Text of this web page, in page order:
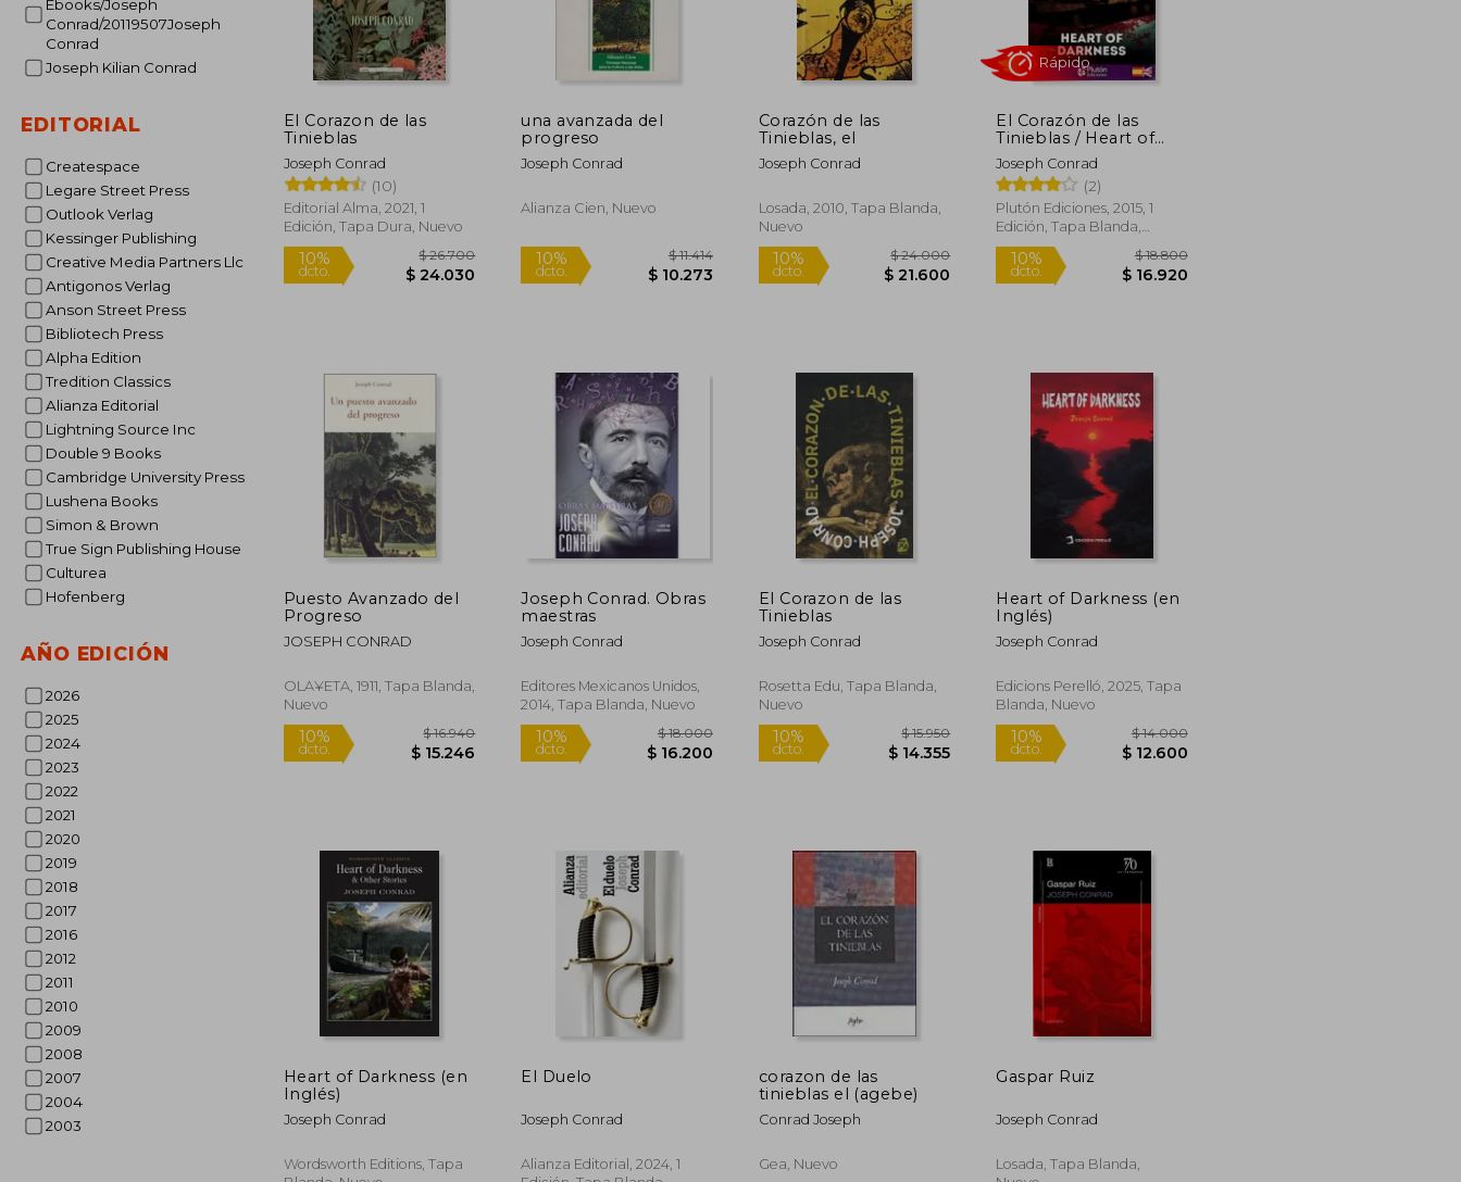
Ebooks/Joseph
Conrad/20119507Joseph
Conrad
Joseph Kilian Conrad
EDITORIAL
Createspace
Legare Street Press
Outlook Verlag
Kessinger Publishing
Creative Media Partners Llc
Antigonos Verlag
Anson Street Press
Bibliotech Press
Alpha Edition
Tredition Classics
Alianza Editorial
Lightning Source Inc
Double 9 Books
Cambridge University Press
Lushena Books
Simon & Brown
True Sign Publishing House
Culturea
Hofenberg
AÑO EDICIÓN
2026
2025
2024
2023
2022
2021
2020
2019
2018
2017
2016
2012
2011
2010
2009
2008
2007
2004
2003
11%
dcto.
21%
dcto.
10%
dcto.
$ 11.740
$ 10.566
10%
dcto.
El Corazon de las
Tinieblas
Joseph Conrad
(10)
Editorial Alma, 2021, 1
Edición, Tapa Dura, Nuevo
10%
dcto. $ 24.030
una avanzada del
progreso
Joseph Conrad
Alianza Cien, Nuevo
10%
dcto. $ 10.273
Corazón de las
Tinieblas, el
Joseph Conrad
Losada, 2010, Tapa Blanda,
Nuevo
10%
dcto. $ 21.600
El Corazón de las
Tinieblas / Heart of
Darkness (en Bilingüe)
Joseph Conrad
(2)
Plutón Ediciones, 2015, 1
Edición, Tapa Blanda,
Nuevo
10%
dcto.
Puesto Avanzado del
Progreso
JOSEPH CONRAD
OLA¥ETA, 1911, Tapa Blanda,
Nuevo
10% $ 16.940
Joseph Conrad. Obras
maestras
Joseph Conrad
Editores Mexicanos Unidos,
2014, Tapa Blanda, Nuevo
10% $ 18.000
El Corazon de las
Tinieblas
Joseph Conrad
Rosetta Edu, Tapa Blanda,
Nuevo
10% $ 15.950
Heart of Darkness (en
Inglés)
Joseph Conrad
Edicions Perelló, 2025, Tapa
Blanda, Nuevo
Heart of Darkness (en
Inglés)
Joseph Conrad
Wordsworth Editions, Tapa
El Duelo
Joseph Conrad
Alianza Editorial, 2024, 1
corazon de las
tinieblas el (agebe)
Conrad Joseph
Gea, Nuevo
Gaspar Ruiz
Joseph Conrad
Losada, Tapa Blanda,